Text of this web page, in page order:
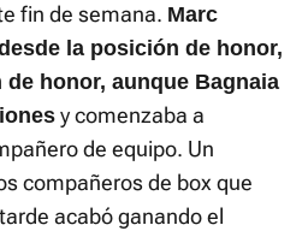
fin de semana. Marc
la posición de honor,
honor, aunque Bagnaia
y comenzaba a
de equipo. Un
compañeros de box que
acabó ganando el